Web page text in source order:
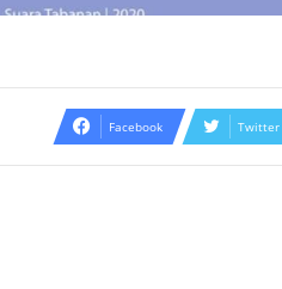
Facebook Twitter